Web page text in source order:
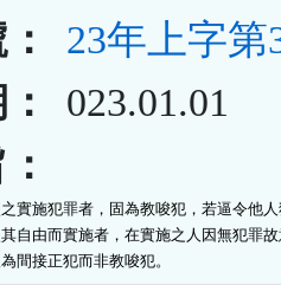
23年上字第
023.01.01
實施犯罪者，固為教唆犯，若逼令他
自由而實施者，在實施之人因無犯罪
間接正犯而非教唆犯。